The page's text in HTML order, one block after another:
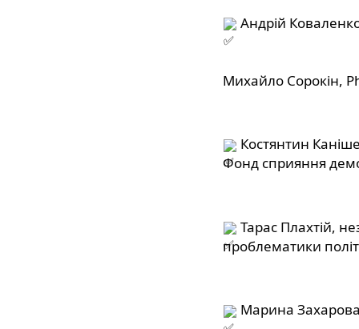
Андрій
Михайло Сорокін,
Костянтин
Фонд сприяння
Тарас Плахтій,
проблематики
Марина